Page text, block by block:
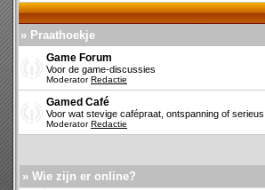
» Praathoekje
Game Forum
Voor de game-discussies
ModeratorRedactie
Gamed Café
Voor wat stevige cafépraat, ontspanning of serieus.
ModeratorRedactie
» Wie zijn er online?